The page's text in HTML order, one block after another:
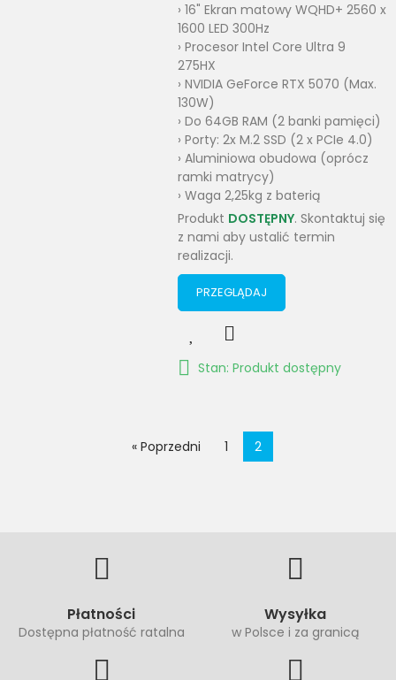
› 16" Ekran matowy WQHD+ 2560 x
1600 LED 300Hz
› Procesor Intel Core Ultra 9
275HX
› NVIDIA GeForce RTX 5070 (Max.
130W)
› Do 64GB RAM (2 banki pamięci)
› Porty: 2x M.2 SSD (2 x PCIe 4.0)
› Aluminiowa obudowa (oprócz
ramki matrycy)
› Waga 2,25kg z baterią
Produkt DOSTĘPNY. Skontaktuj się
z nami aby ustalić termin
realizacji.
PRZEGLĄDAJ
Stan: Produkt dostępny
« Poprzedni 1 2
Płatności
Dostępna płatność ratalna
Wysyłka
w Polsce i za granicą